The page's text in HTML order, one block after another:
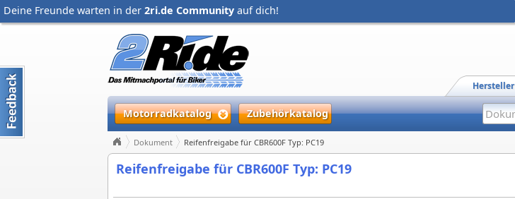
Deine Freunde warten in der 2ri.de Community auf dich!
Hersteller
Motorradkatalog Zubehörkatalog
Dokument Reifenfreigabe für CBR600F Typ: PC19
Reifenfreigabe für CBR600F Typ: PC19